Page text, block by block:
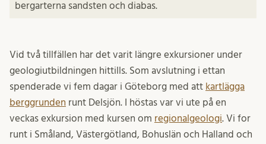
bergarterna sandsten och diabas.
Vid två tillfällen har det varit längre exkursioner under
geologiutbildningen hittills. Som avslutning i ettan
spenderade vi fem dagar i Göteborg med att kartlägga
berggrunden runt Delsjön. I höstas var vi ute på en
veckas exkursion med kursen om regionalgeologi. Vi for
runt i Småland, Västergötland, Bohuslän och Halland och